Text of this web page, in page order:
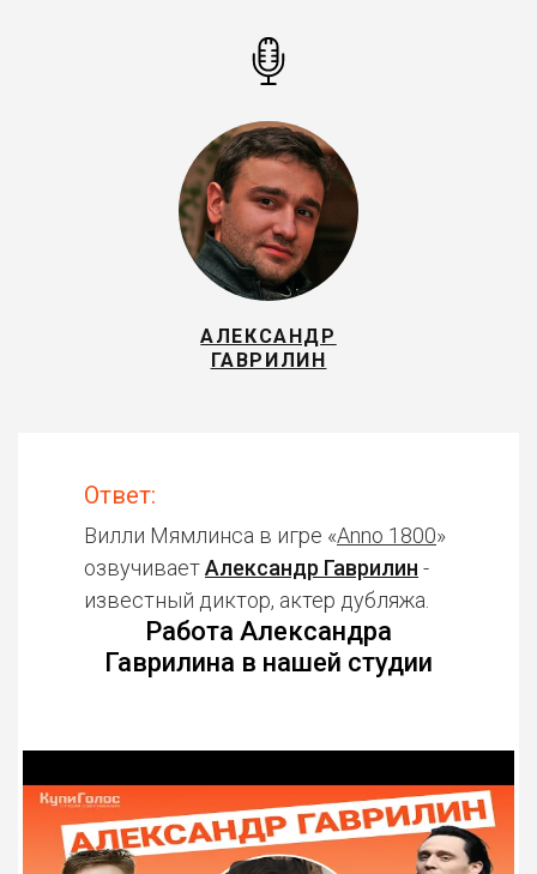
АЛЕКСАНДР
ГАВРИЛИН
Ответ:
Вилли Мямлинса в игре «Anno 1800»
озвучиваетАлександр Гаврилин -
известный диктор, актер дубляжа.
Работа Александра
Гаврилина в нашей студии